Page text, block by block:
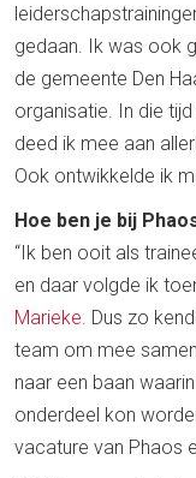
gedaan. Ik was ook
de gemeente Den
organisatie. In die
deed ik mee aan
Ook ontwikkelde ik
Hoe ben je bij
“Ik ben ooit als
en daar volgde ik
Marieke . Dus zo
team om mee
naar een baan
onderdeel kon
vacature van Phaos